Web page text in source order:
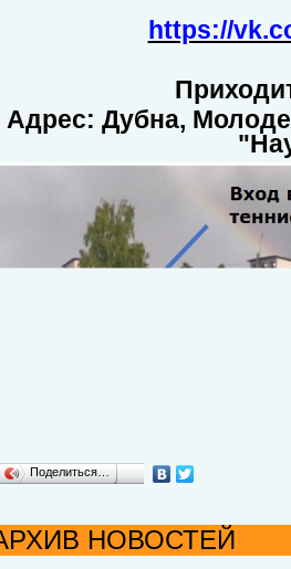
https://
Адрес: Дубна,
Поделиться…
НОВОСТЕЙ